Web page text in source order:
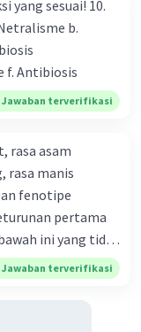
yang sesuai! 10.
f. Antibiosis
Jawaban terverifikasi
rasa asam
rasa manis
fenotipe
pertama
dari
Jawaban terverifikasi